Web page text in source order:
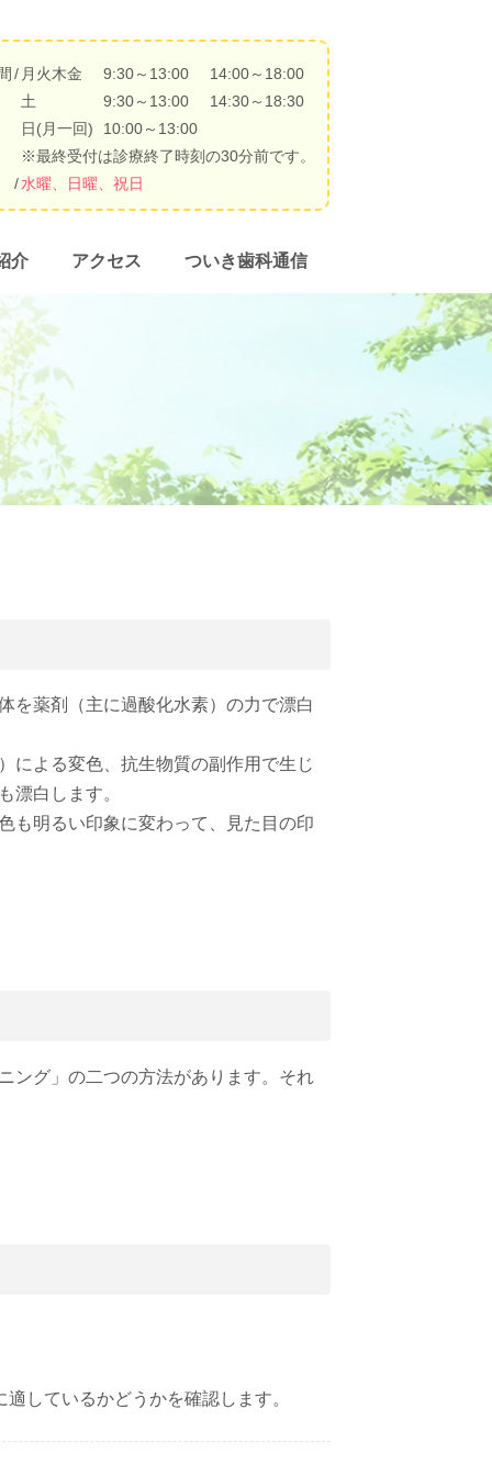
/ 月火木金 9:30～13:00
14:00～18:00
土
9:30～13:00
14:30～18:30
日(月一回)
10:00～13:00
※最終受付は診療終了時刻の30分前です。
/水曜、日曜、祝日
歯周病予防
療
ピース矯正
介 アクセス ついき歯科通信
を薬剤（主に過酸化水素）の力で漂白
による変色、抗生物質の副作用で生じ
漂白します。
も明るい印象に変わって、見た目の印
ング」の二つの方法があります。それ
しているかどうかを確認します。